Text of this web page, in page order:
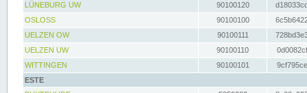
LÜNEBURG UW
90100120
OSLOSS
90100100
UELZEN OW
90100111
UELZEN UW
90100110
WITTINGEN
90100101
ESTE